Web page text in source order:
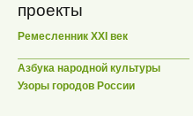
проекты
Ремесленник XXI век
Азбука народной культуры
Узоры городов России